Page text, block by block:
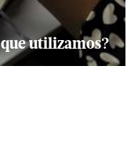
utilizamos?